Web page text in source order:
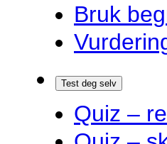
Bruk
Test deg selv
Quiz –